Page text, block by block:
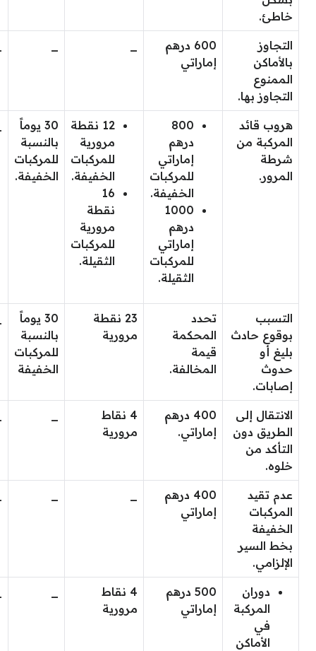
خاطئ.
التجاوز
بالأماكن
الممنوع
التجاوز بها.
600 درهم
إماراتي
هروب قائد
المركبة من
شرطة
المرور.
800
درهم
إماراتي
للمركبات
الخفيفة.
1000
درهم
إماراتي
للمركبات
الثقيلة.
12 نقطة
مرورية
للمركبات
الخفيفة.
16
نقطة
مرورية
للمركبات
الثقيلة.
30 يوماً
بالنسبة
للمركبات
الخفيفة.
التسبب
بوقوع حادث
بليغ أو
حدوث
إصابات.
تحدد
المحكمة
قيمة
المخالفة.
23 نقطة
مرورية
30 يوماً
بالنسبة
للمركبات
الخفيفة
الانتقال إلى
الطريق دون
التأكد من
خلوه.
400 درهم
إماراتي.
4 نقاط
مرورية
عدم تقيد
المركبات
الخفيفة
بخط السير
الإلزامي.
400 درهم
إماراتي
دوران
المركبة
في
الأماكن
500 درهم
إماراتي
4 نقاط
مرورية